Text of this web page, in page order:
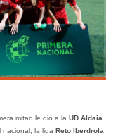
mitad le dio a la UD Aldaia
la liga Reto Iberdrola